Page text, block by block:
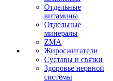
Отдельные
витамины
Отдельные
минералы
ZMA
Жиросжигатели
Суставы и связки
Здоровье нервной
системы